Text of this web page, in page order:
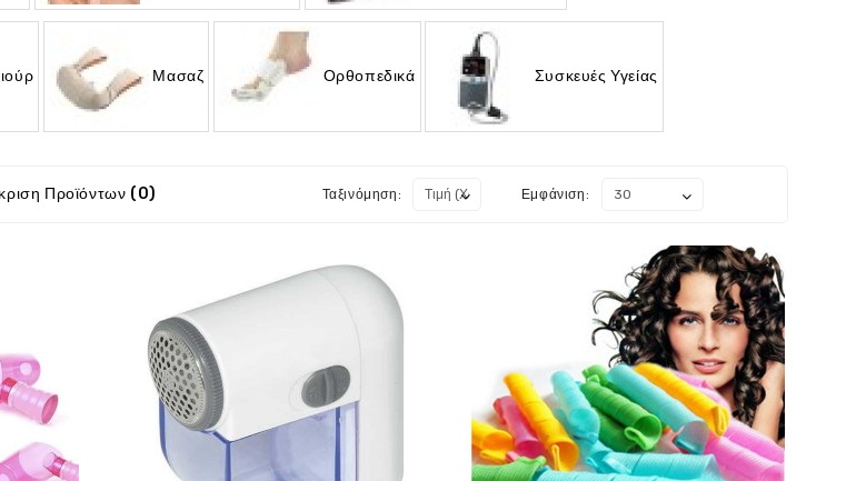
Μασαζ Ορθοπεδικά Συσκευές Υγείας
Προϊόντων (0) Ταξινόμηση: Εμφάνιση: